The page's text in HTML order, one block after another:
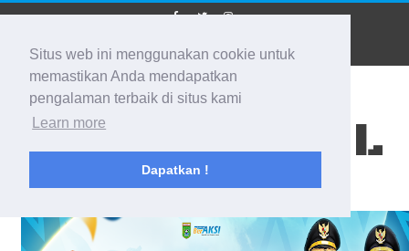
Situs web ini menggunakan cookie untuk
memastikan Anda mendapatkan
pengalaman terbaik di situs kami
Learn more
Dapatkan !
BIDIK KALSEL
Membidik Ke Segala Arah